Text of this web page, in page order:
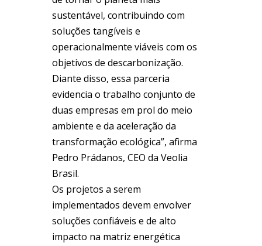
sustentável, contribuindo com
soluções tangíveis e
operacionalmente viáveis com os
objetivos de descarbonização.
Diante disso, essa parceria
evidencia o trabalho conjunto de
duas empresas em prol do meio
ambiente e da aceleração da
transformação ecológica”, afirma
Pedro Prádanos, CEO da Veolia
Brasil.
Os projetos a serem
implementados devem envolver
soluções confiáveis e de alto
impacto na matriz energética